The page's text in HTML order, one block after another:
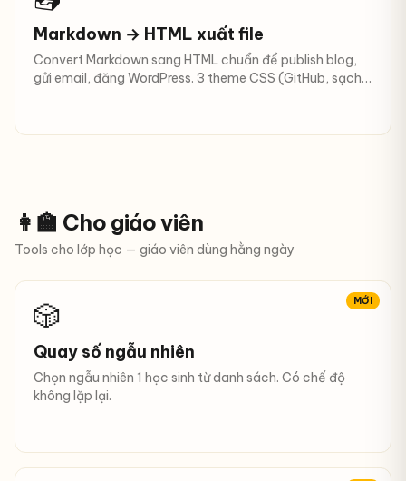
Markdown → HTML xuất file
Convert Markdown sang HTML chuẩn để publish blog,
gửi email, đăng WordPress. 3 theme CSS (GitHub, sạch,
👩‍🏫 Cho giáo viên
Tools cho lớp học — giáo viên dùng hằng ngày
MỚI
🎲
Quay số ngẫu nhiên
Chọn ngẫu nhiên 1 học sinh từ danh sách. Có chế độ
không lặp lại.